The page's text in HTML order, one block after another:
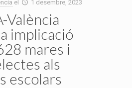
el 1 desembre, 2023
València
implicació
mares i
als
escolars